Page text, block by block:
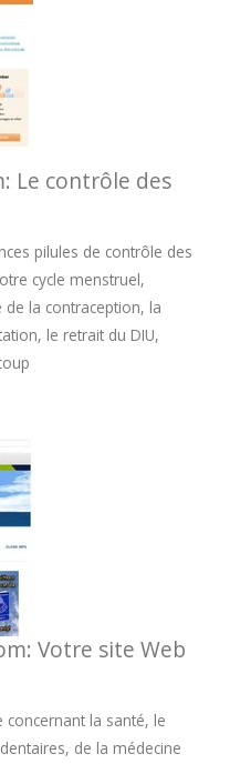
Le contrôle des
pilules de contrôle des
cycle menstruel,
de la contraception, la
le retrait du DIU,
Votre site Web
la santé, le
de la médecine